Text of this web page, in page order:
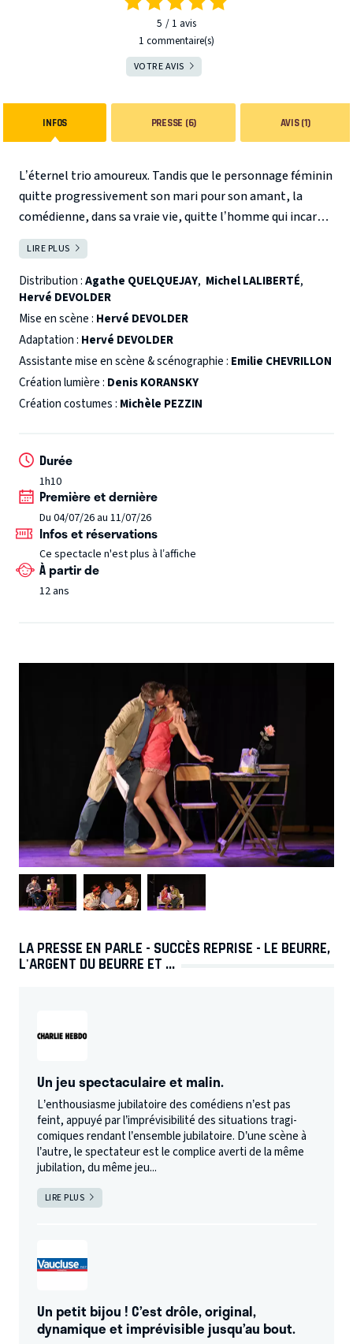
5 1 avis
1 commentaire(s)
VOTRE AVIS
INFOS PRESSE (6) AVIS (1)
L’éternel trio amoureux. Tandis que le personnage féminin
quitte progressivement son mari pour son amant, la
comédienne, dans sa vraie vie, quitte l’homme qui incarne
l’amant pour celui qui joue le mari. Dans un contexte de
vaches maigres, on assiste à des répétitions qui
deviennent progressivement des représentations et dont
la poursuite est une question de survie pécuniaire pour
tous les protagonistes. Les évolutions, exactement
contraires à la ville et à la scène, des trois mêmes
personnages, offrent des situations irrésistibles à chaque
minute. La mise en scène est sobre. Sur un plateau nu,
quelques meubles de fortune aident les acteurs à s’exercer
LIRE PLUS
Distribution :Agathe QUELQUEJAY, Michel LALIBERTÉ,
Hervé DEVOLDER
Mise en scène : Hervé DEVOLDER
Adaptation : Hervé DEVOLDER
Assistante mise en scène & scénographie : Emilie CHEVRILLON
Création lumière : Denis KORANSKY
Création costumes : Michèle PEZZIN
Durée
1h10
Première et dernière
Du 04/07/26 au 11/07/26
Infos et réservations
Ce spectacle n'est plus à l’affiche
À partir de
12 ans
LA PRESSE EN PARLE - SUCCÈS REPRISE - LE BEURRE,
L'ARGENT DU BEURRE ET ...
Un jeu spectaculaire et malin.
L’enthousiasme jubilatoire des comédiens n’est pas
feint, appuyé par l’imprévisibilité des situations tragi-
comiques rendant l’ensemble jubilatoire. D’une scène à
l’autre, le spectateur est le complice averti de la même
jubilation, du même jeu...
LIRE PLUS
Un petit bijou ! C’est drôle, original,
dynamique et imprévisible jusqu’au bout.